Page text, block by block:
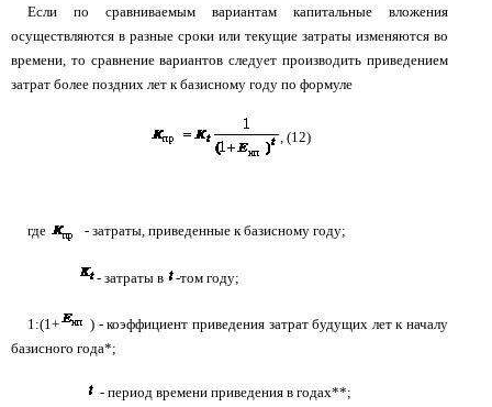
Если по сравниваемым вариантам капитальные вложения
осуществляются в разные сроки или текущие затраты изменяются во
времени, то сравнение вариантов следует производить приведением
затрат более поздних лет к базисному году по формуле
, (12)
где - затраты, приведенные к базисному году;
- затраты в -том году;
1:(1+
) - коэффициент приведения затрат будущих лет к началу
базисного года*;
- период времени приведения в годах**;